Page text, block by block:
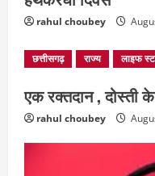
rahul choubey
छत्तीसगढ़ राज्य लाइफ
एक रक्तदान , दोस्ती
rahul choubey
3
बहन ने
की